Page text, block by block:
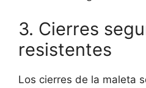
3. Cierres
resistentes
Los cierres de la maleta